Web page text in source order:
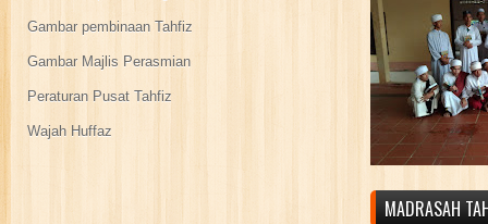
Gambar pembinaan Tahfiz
Gambar Majlis Perasmian
Peraturan Pusat Tahfiz
Wajah Huffaz
MADRASAH